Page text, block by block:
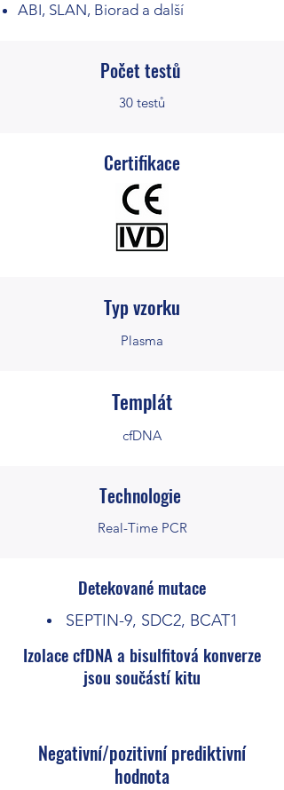
ABI, SLAN, Biorad a další
Počet testů
30 testů
Certifikace
Typ vzorku
Plasma
Templát
cfDNA
Technologie
Real-Time PCR
Detekované mutace
SEPTIN-9, SDC2, BCAT1
Izolace cfDNA a bisulfitová konverze
jsou součástí kitu
Negativní/pozitivní prediktivní
hodnota